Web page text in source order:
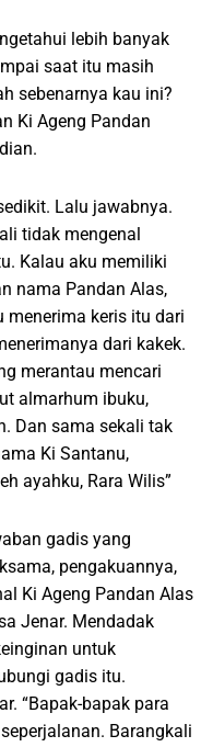
lebih banyak
saat itu masih
sebenarnya kau ini?
Ki Ageng Pandan
Lalu jawabnya.
tidak mengenal
Kalau aku memiliki
nama Pandan Alas,
menerima keris itu dari
dari kakek.
merantau mencari
almarhum ibuku,
Dan sama sekali tak
Ki Santanu,
ayahku, Rara Wilis”
gadis yang
pengakuannya,
Ki Ageng Pandan Alas
Jenar. Mendadak
untuk
gadis itu.
“Bapak-bapak para
Barangkali